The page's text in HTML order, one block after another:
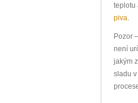
teplotu
piva.
Pozor
není
jakým
sladu